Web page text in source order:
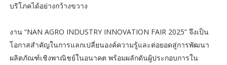
บริโภคได้อย่างกว้างขวาง
งาน “NAN AGRO INDUSTRY INNOVATION FAIR 2025” จึงเป็น
โอกาสสำคัญในการแลกเปลี่ยนองค์ความรู้และต่อยอดสู่การพัฒนา
ผลิตภัณฑ์เชิงพาณิชย์ในอนาคต พร้อมผลักดันผู้ประกอบการใน